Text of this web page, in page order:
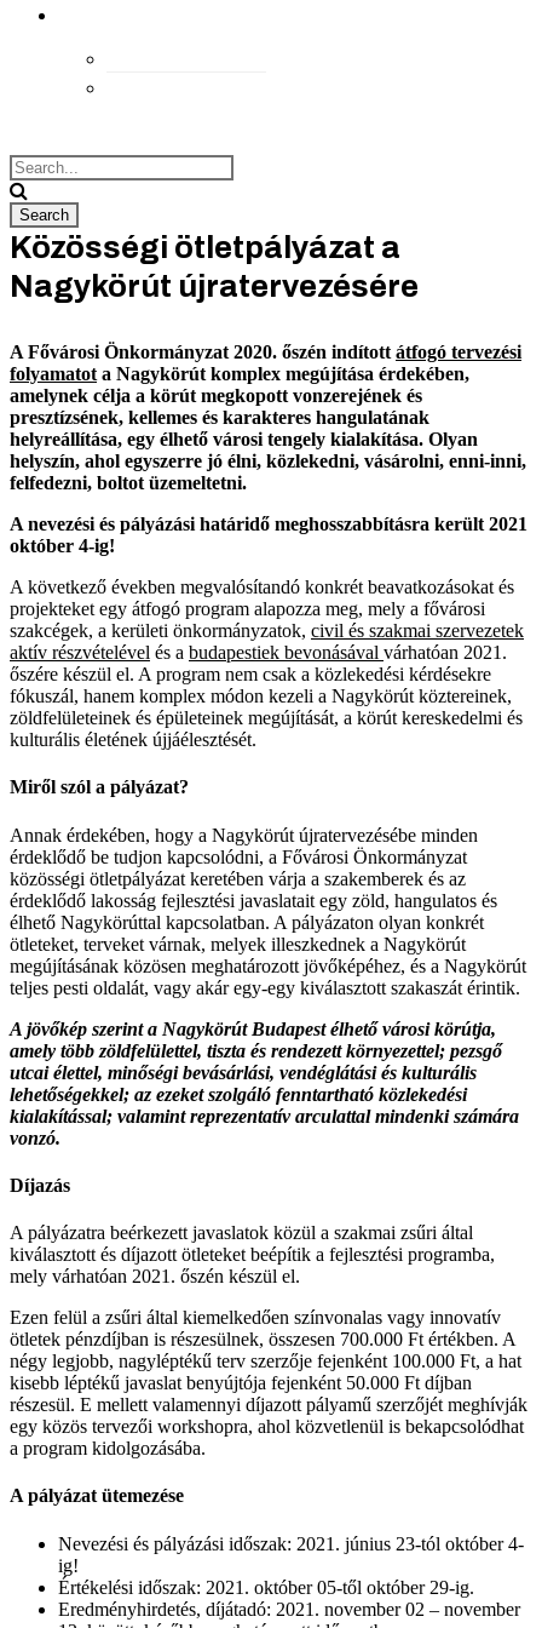
Közösségi ötletpályázat a
Nagykörút újratervezésére
A Fővárosi Önkormányzat 2020. őszén indított átfogó tervezési
folyamatot a Nagykörút komplex megújítása érdekében,
amelynek célja a körút megkopott vonzerejének és
presztízsének, kellemes és karakteres hangulatának
helyreállítása, egy élhető városi tengely kialakítása. Olyan
helyszín, ahol egyszerre jó élni, közlekedni, vásárolni, enni-inni,
felfedezni, boltot üzemeltetni.
A nevezési és pályázási határidő meghosszabbításra került 2021
október 4-ig!
A következő években megvalósítandó konkrét beavatkozásokat és
projekteket egy átfogó program alapozza meg, mely a fővárosi
szakcégek, a kerületi önkormányzatok, civil és szakmai szervezetek
aktív részvételével és a budapestiek bevonásával várhatóan 2021.
őszére készül el. A program nem csak a közlekedési kérdésekre
fókuszál, hanem komplex módon kezeli a Nagykörút köztereinek,
zöldfelületeinek és épületeinek megújítását, a körút kereskedelmi és
kulturális életének újjáélesztését.
Miről szól a pályázat?
Annak érdekében, hogy a Nagykörút újratervezésébe minden
érdeklődő be tudjon kapcsolódni, a Fővárosi Önkormányzat
közösségi ötletpályázat keretében várja a szakemberek és az
érdeklődő lakosság fejlesztési javaslatait egy zöld, hangulatos és
élhető Nagykörúttal kapcsolatban. A pályázaton olyan konkrét
ötleteket, terveket várnak, melyek illeszkednek a Nagykörút
megújításának közösen meghatározott jövőképéhez, és a Nagykörút
teljes pesti oldalát, vagy akár egy-egy kiválasztott szakaszát érintik.
A jövőkép szerint a Nagykörút Budapest élhető városi körútja,
amely több zöldfelülettel, tiszta és rendezett környezettel; pezsgő
utcai élettel, minőségi bevásárlási, vendéglátási és kulturális
lehetőségekkel; az ezeket szolgáló fenntartható közlekedési
kialakítással; valamint reprezentatív arculattal mindenki számára
vonzó.
Díjazás
A pályázatra beérkezett javaslatok közül a szakmai zsűri által
kiválasztott és díjazott ötleteket beépítik a fejlesztési programba,
mely várhatóan 2021. őszén készül el.
Ezen felül a zsűri által kiemelkedően színvonalas vagy innovatív
ötletek pénzdíjban is részesülnek, összesen 700.000 Ft értékben. A
négy legjobb, nagyléptékű terv szerzője fejenként 100.000 Ft, a hat
kisebb léptékű javaslat benyújtója fejenként 50.000 Ft díjban
részesül. E mellett valamennyi díjazott pályamű szerzőjét meghívják
egy közös tervezői workshopra, ahol közvetlenül is bekapcsolódhat
a program kidolgozásába.
A pályázat ütemezése
Nevezési és pályázási időszak: 2021. június 23-tól október 4-
ig!
Értékelési időszak: 2021. október 05-től október 29-ig.
Eredményhirdetés, díjátadó: 2021. november 02 – november